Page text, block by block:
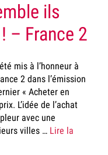
ils
– France 2
mis à l’honneur à
2 dans l’émission
« Acheter en
L’idée de l’achat
avec une
villes … Lire la